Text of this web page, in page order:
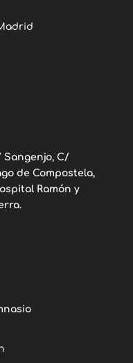
Sangenjo, C/
de Compostela,
Ramón y